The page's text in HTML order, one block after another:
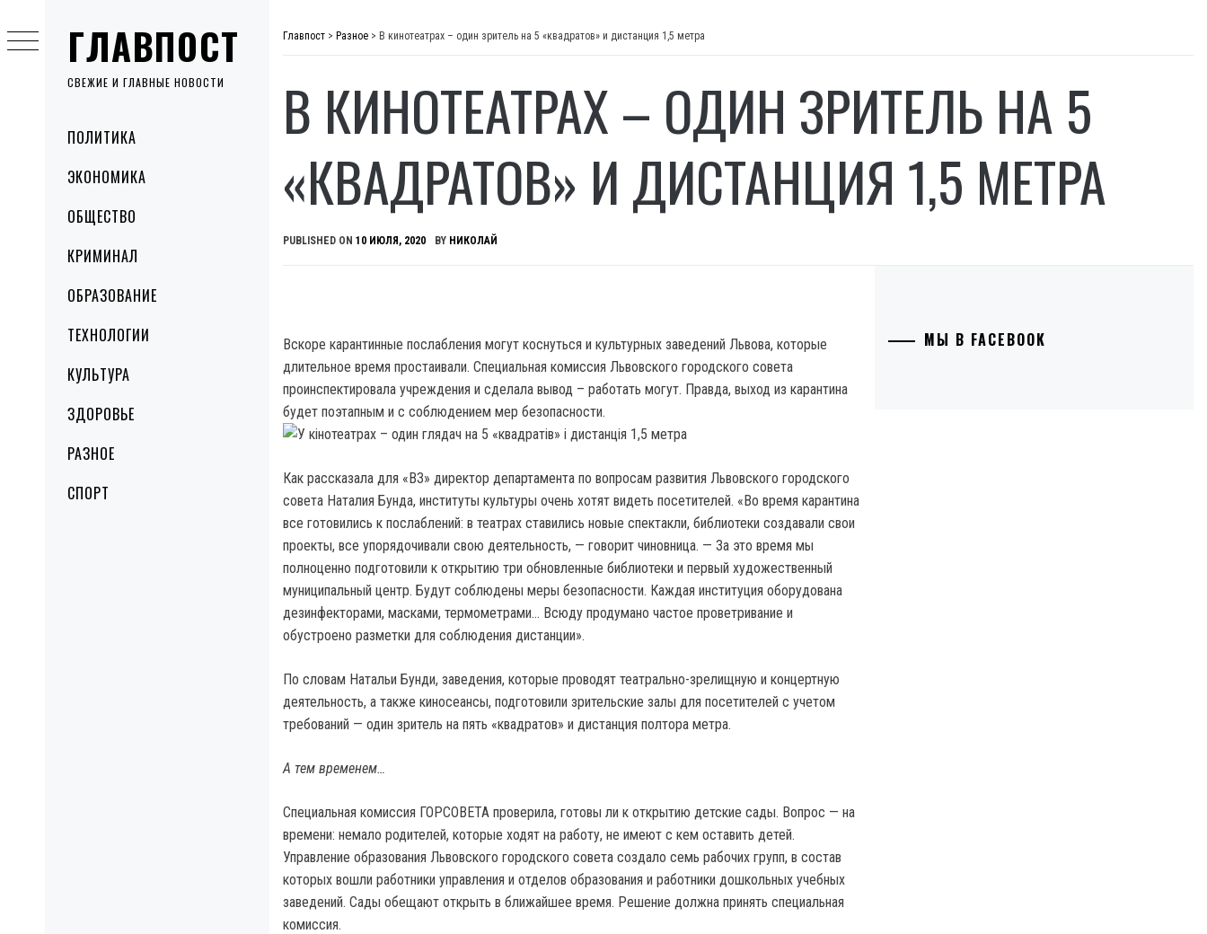
ГЛАВПОСТ
СВЕЖИЕ И ГЛАВНЫЕ НОВОСТИ
MenuПОЛИТИКА
ЭКОНОМИКА
ОБЩЕСТВО
КРИМИНАЛ
ОБРАЗОВАНИЕ
ТЕХНОЛОГИИ
КУЛЬТУРА
ЗДОРОВЬЕ
РАЗНОЕ
СПОРТ
to
content
Главпост > Разное > В кинотеатрах – один зритель на 5 «квадратов» и дистанция 1,5 метра
В КИНОТЕАТРАХ – ОДИН ЗРИТЕЛЬ НА 5
«КВАДРАТОВ» И ДИСТАНЦИЯ 1,5 МЕТРА
PUBLISHED ON 10 ИЮЛЯ, 2020 BY НИКОЛАЙ
Вскоре карантинные послабления могут коснуться и культурных заведений Львова, которые
длительное время простаивали. Специальная комиссия Львовского городского совета
проинспектировала учреждения и сделала вывод – работать могут. Правда, выход из карантина
будет поэтапным и с соблюдением мер безопасности.
Как рассказала для «ВЗ» директор департамента по вопросам развития Львовского городского
совета Наталия Бунда, институты культуры очень хотят видеть посетителей. «Во время карантина
все готовились к послаблений: в театрах ставились новые спектакли, библиотеки создавали свои
проекты, все упорядочивали свою деятельность, — говорит чиновница. — За это время мы
полноценно подготовили к открытию три обновленные библиотеки и первый художественный
муниципальный центр. Будут соблюдены меры безопасности. Каждая институция оборудована
дезинфекторами, масками, термометрами… Всюду продумано частое проветривание и
обустроено разметки для соблюдения дистанции».
По словам Натальи Бунди, заведения, которые проводят театрально-зрелищную и концертную
деятельность, а также киносеансы, подготовили зрительские залы для посетителей с учетом
требований — один зритель на пять «квадратов» и дистанция полтора метра.
А тем временем…
Специальная комиссия ГОРСОВЕТА проверила, готовы ли к открытию детские сады. Вопрос — на
времени: немало родителей, которые ходят на работу, не имеют с кем оставить детей.
Управление образования Львовского городского совета создало семь рабочих групп, в состав
которых вошли работники управления и отделов образования и работники дошкольных учебных
заведений. Сады обещают открыть в ближайшее время. Решение должна принять специальная
комиссия.
МЫ В FACEBOOK